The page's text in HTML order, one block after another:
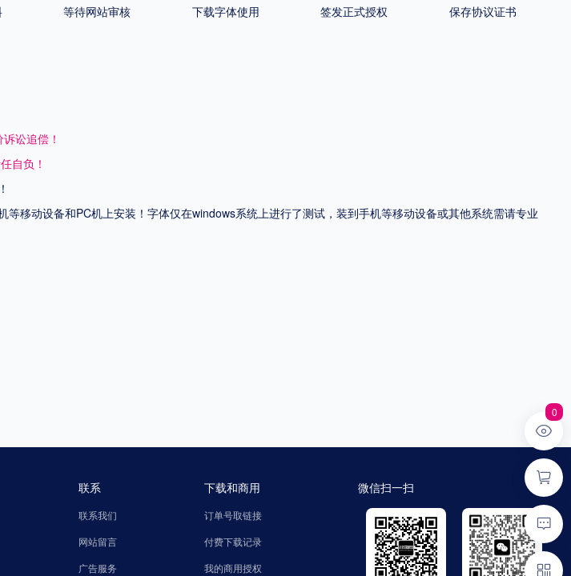
等待网站审核
下载字体使用
签发正式授权
保存协议证书
讼追偿！
自负！
移动设备和PC机上安装！字体仅在windows系统上进行了测试，装到手机等移动设备或其他系统需请专业
联系
联系我们
网站留言
广告服务
下载和商用
订单号取链接
付费下载记录
我的商用授权
微信扫一扫
0